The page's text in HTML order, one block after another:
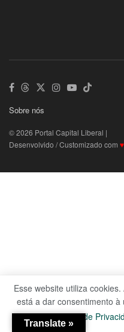
Sobre nós
© 2026 Portal Capital Liberal |
Desenvolvido / Customizado com ♥
Translate »
Esse website utiliza
está a dar consentimento
Política de